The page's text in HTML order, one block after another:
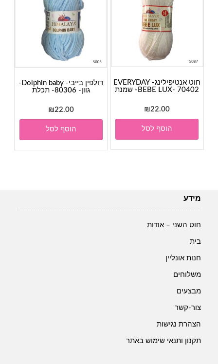
חוט אנטיפילינג- EVERYDAY
BEBE LUX- 70402- שמנת
₪22.00
הוסף לסל
דולפין בייבי- Dolphin baby-
גוון- 80306- תכלת
₪22.00
הוסף לסל
מידע
חוט השני – אודות
בית
חנות אונליין
משלוחים
מבצעים
צור-קשר
הצהרת נגישות
תקנון ותנאי שימוש באתר